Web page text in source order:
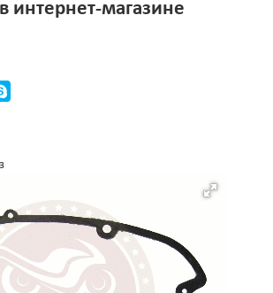
интернет-магазине